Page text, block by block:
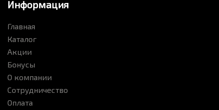
Информация
Главная
Каталог
Акции
Бонусы
О компании
Сотрудничество
Оплата